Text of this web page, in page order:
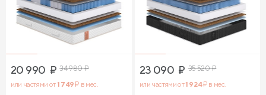
20 990 ₽ 34 980₽
или частями от1 749₽ в мес.
23 090 ₽ 35 520₽
или частями от1 924₽ в мес.